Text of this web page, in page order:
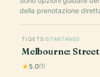
della prenotazione
TIQETS ISTANTANEO
Melbourne:
5.0(1)